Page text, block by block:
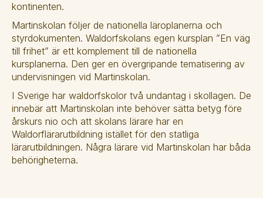
kontinenten.
Martinskolan följer de nationella läroplanerna och
styrdokumenten. Waldorfskolans egen kursplan ”En väg
till frihet” är ett komplement till de nationella
kursplanerna. Den ger en övergripande tematisering av
undervisningen vid Martinskolan.
I Sverige har waldorfskolor två undantag i skollagen. De
innebär att Martinskolan inte behöver sätta betyg före
årskurs nio och att skolans lärare har en
Waldorflärarutbildning istället för den statliga
lärarutbildningen. Några lärare vid Martinskolan har båda
behörigheterna.